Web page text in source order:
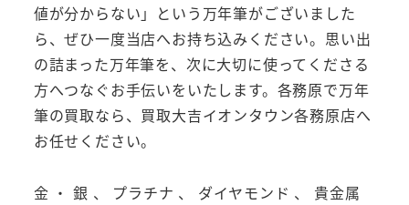
値が分からない」という万年筆がございました
ら、ぜひ一度当店へお持ち込みください。思い出
の詰まった万年筆を、次に大切に使ってくださる
方へつなぐお手伝いをいたします。各務原で万年
筆の買取なら、買取大吉イオンタウン各務原店へ
お任せください。
金 ・ 銀 、 プラチナ 、 ダイヤモンド 、 貴金属